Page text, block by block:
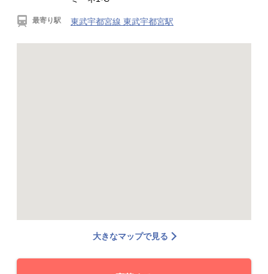
最寄り駅 東武宇都宮線 東武宇都宮駅
大きなマップで見る